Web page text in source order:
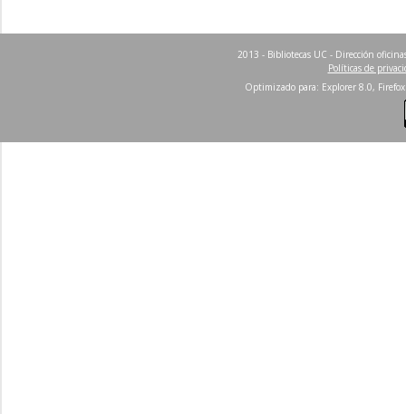
2013 - Bibliotecas UC - Dirección
Políticas de
Optimizado para: Explorer 8.0,